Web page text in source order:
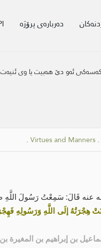
دەربارەی پرۆژە
ئەو دێ هه‌بیت یا وی ئنیەت
Virtues and Manners .
.
عنه قَالَ: سَمِعْتُ رَسُولَ اللَّهِ
هِجْرَتُهُ إلَى اللَّهِ وَرَسُولِهِ
بن إبراهيم بن